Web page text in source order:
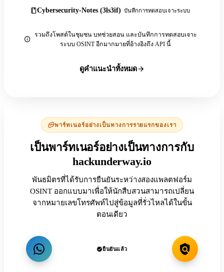
Cybersecurity-Notes (3ls3if) บันทึกการทดสอบเจาะระบบ
รวมถึงโพสต์ในชุมชน บทช่วยสอน และบันทึกการทดสอบเจาะ
ระบบ OSINT อีกมากมายที่อ้างอิงถึง API นี้
ดูคำแนะนำทั้งหมด
พาร์ทเนอร์อย่างเป็นทางการรายแรกของเรา
เป็นพาร์ทเนอร์อย่างเป็นทางการกับ
hackunderway.io
พันธมิตรที่ได้รับการยืนยันระหว่างสองแพลตฟอร์ม
OSINT ออกแบบมาเพื่อให้นักสืบสวนสามารถเปลี่ยน
จากหมายเลขโทรศัพท์ไปสู่ข้อมูลที่รั่วไหลได้ในขั้น
ตอนเดียว
ยืนยันแล้ว